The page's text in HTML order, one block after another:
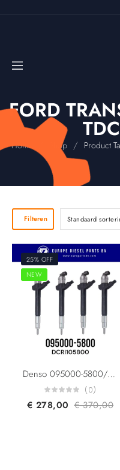
FORD
Home Shop / Product
Filteren
25% OFF
NEW
Denso 095000-5800/5801 Ford Transit 6C1Q-9K546-AC DCRI105800 DCRI105801 2.2 TDCi
(0)
€ 278,00 €370,00